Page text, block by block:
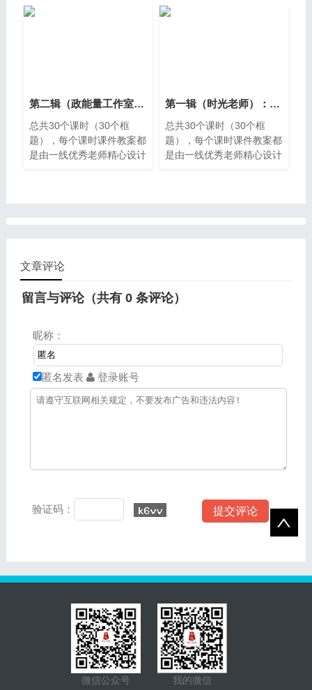
第二辑（政能量工作室）：中职必修二议题式教学设计精品课件教案全集
总共30个课时（30个框
题），每个课时课件教案都
是由一线优秀老师精心设计
第一辑（时光老师）：中职必修二议题式教学设计精品课件教案全集
总共30个课时（30个框
题），每个课时课件教案都
是由一线优秀老师精心设计
文章评论
留言与评论（共有 0条评论）
昵称：
匿名发表 登录账号
验证码：
微信公众号 我的微信